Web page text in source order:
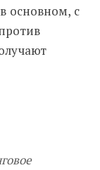
основном, с